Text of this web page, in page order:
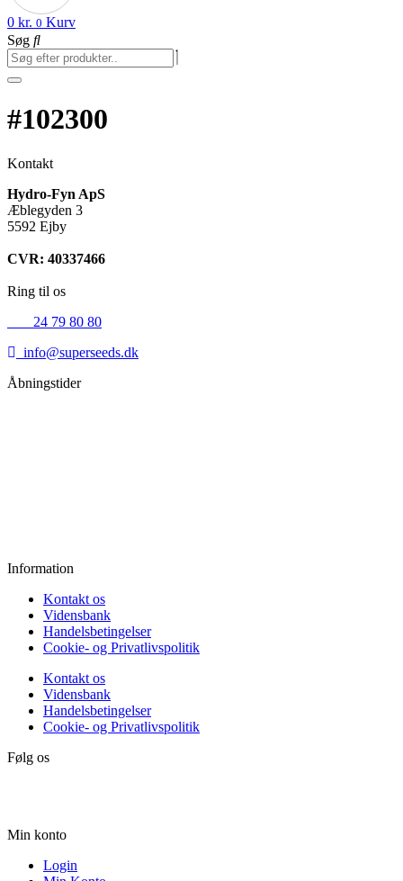
0 kr. 0 Kurv
Søg
#102300
Kontakt
Hydro-Fyn ApS
Æblegyden 3
5592 Ejby
CVR: 40337466
Ring til os
24 79 80 80
info@superseeds.dk
Åbningstider
Information
Kontakt os
Vidensbank
Handelsbetingelser
Cookie- og Privatlivspolitik
Kontakt os
Vidensbank
Handelsbetingelser
Cookie- og Privatlivspolitik
Følg os
Min konto
Login